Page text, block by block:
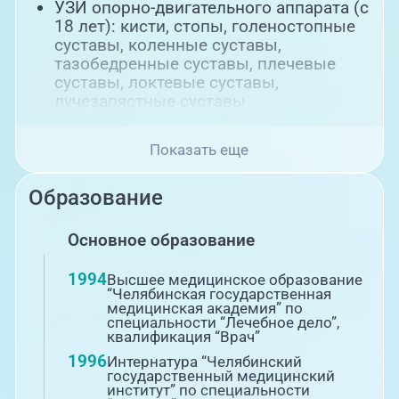
УЗИ опорно-двигательного аппарата (с
18 лет): кисти, стопы, голеностопные
суставы, коленные суставы,
тазобедренные суставы, плечевые
суставы, локтевые суставы,
лучезапястные суставы
Показать еще
Образование
Основное образование
1994Высшее медицинское образование
“Челябинская государственная
медицинская академия” по
специальности “Лечебное дело”,
квалификация “Врач”
1996Интернатура “Челябинский
государственный медицинский
институт” по специальности